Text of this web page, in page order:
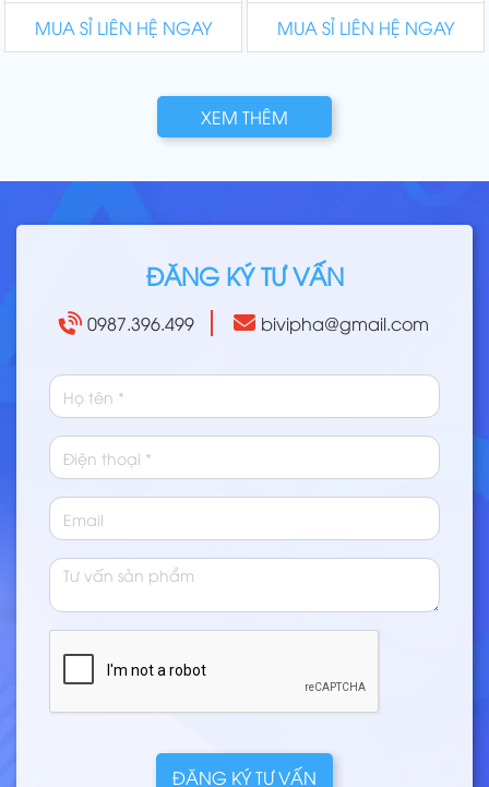
MUA SỈ LIÊN HỆ NGAY MUA SỈ LIÊN HỆ NGAY
XEM THÊM
ĐĂNG KÝ TƯ VẤN
0987.396.499 bivipha@gmail.com
ĐĂNG KÝ TƯ VẤN